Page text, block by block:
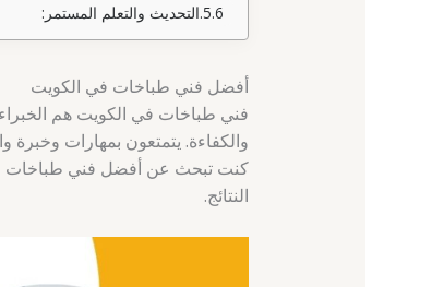
التحديث والتعلم المستمر:
أفضل فني طباخات في الكويت
فني طباخات في الكويت هم
والكفاءة. يتمتعون بمهارات وخبرة
كنت تبحث عن أفضل فني طباخات
النتائج.